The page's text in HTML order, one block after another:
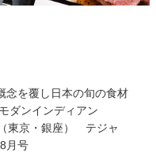
念を覆し日本の旬の食材
ダンインディアン
東京・銀座） テジャ
月号